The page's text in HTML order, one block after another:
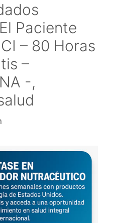
Paciente
– 80 Horas
–
-,